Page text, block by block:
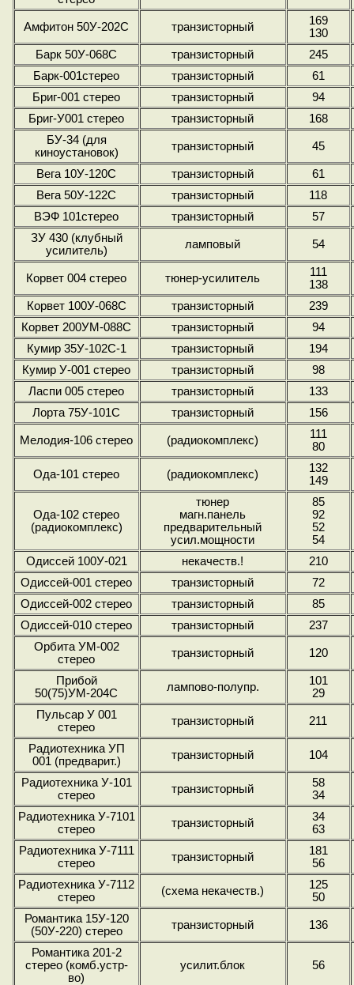
Амфитон 50У-202C транзисторный
169
130
Барк 50У-068С
транзисторный
245
Барк-001стерео
транзисторный
61
Бриг-001 стерео
транзисторный
94
Бриг-У001 стерео
транзисторный
168
БУ-34 (для
киноустановок)
транзисторный 45
Вега 10У-120С транзисторный
61
Вега 50У-122С
транзисторный
118
ВЭФ 101стерео
транзисторный
57
ЗУ 430 (клубный
усилитель)
ламповый 54
Корвет 004 стерео тюнер-усилитель
111
138
Корвет 100У-068С
транзисторный
239
Корвет 200УМ-088С
транзисторный
94
Кумир 35У-102С-1
транзисторный
194
Кумир У-001 стерео
транзисторный
98
Ласпи 005 стерео
транзисторный
133
Лорта 75У-101С
транзисторный 156
Мелодия-106 стерео (радиокомплекс)
111
80
Ода-101 стерео (радиокомплекс)
132
149
Ода-102 стерео
(радиокомплекс)
тюнер
магн.панель
предварительный
усил.мощности
85
92
52
54
Одиссей 100У-021
некачеств.!
210
Одиссей-001 стерео
транзисторный
72
Одиссей-002 стерео
транзисторный
85
Одиссей-010 стерео
транзисторный
237
Орбита УМ-002
стерео
транзисторный 120
Прибой
50(75)УМ-204С
лампово-полупр.
101
29
Пульсар У 001
стерео
транзисторный 211
Радиотехника УП
001 (предварит.)
транзисторный 104
Радиотехника У-101
стерео
транзисторный
58
34
Радиотехника У-7101
стерео
транзисторный
34
63
Радиотехника У-7111
стерео
транзисторный
181
56
Радиотехника У-7112
стерео
(схема некачеств.)
125
50
Романтика 15У-120
(50У-220) стерео
транзисторный 136
Романтика 201-2
стерео (комб.устр-
во)
усилит.блок 56